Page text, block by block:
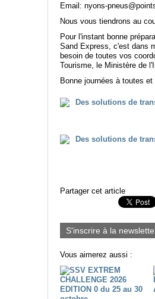
Email: nyons-
Nous vous tiendrons au
Pour l'instant bonne
Sand Express, c'est dans
besoin de toutes vos
Tourisme, le Ministère de
Bonne journées à toutes et
Partager cet article
S'inscrire à la
Vous aimerez aussi :